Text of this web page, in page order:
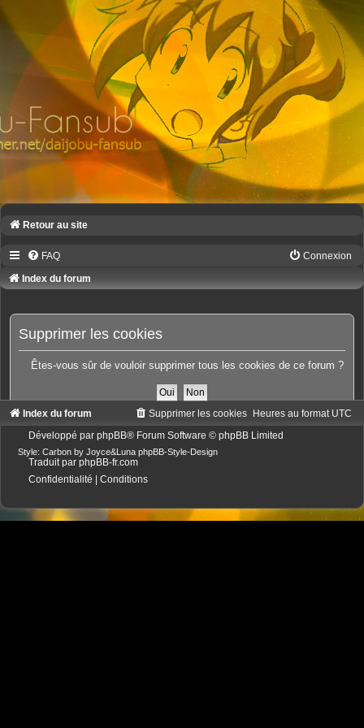
Retour au site
FAQ
Connexion
Index du forum
Supprimer les cookies
Êtes-vous sûr de vouloir supprimer tous les cookies de ce forum ?
Index du forum Heures au format UTC
Supprimer les cookies
Développé parphpBB® Forum Software © phpBB Limited
Style: Carbon by Joyce&Luna phpBB-Style-Design
Traduit parphpBB-fr.com
Confidentialité
|Conditions